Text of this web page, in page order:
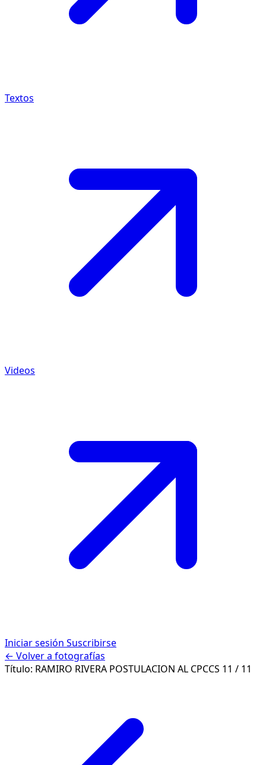
Textos
Videos
Iniciar sesión Suscribirse
← Volver a fotografías
Título: RAMIRO RIVERA POSTULACION AL CPCCS 11 / 11